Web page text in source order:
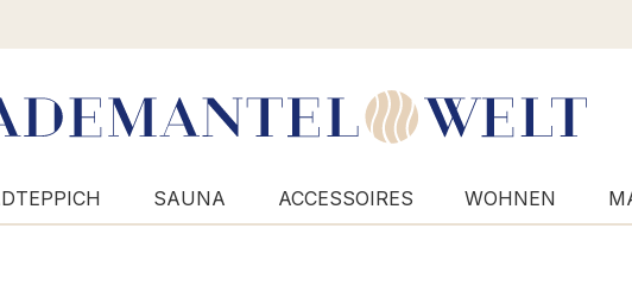
SAUNA ACCESSOIRES WOHNEN